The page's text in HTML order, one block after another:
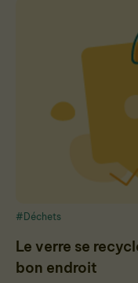
Le verre se
bon endroit
#Déchets